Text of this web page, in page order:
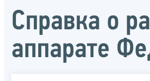
Справка о
аппарате